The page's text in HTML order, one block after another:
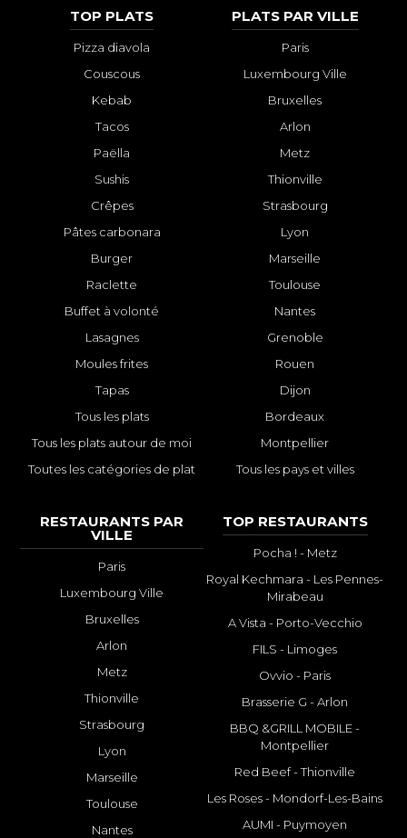
TOP PLATS
Pizza diavola
Couscous
Kebab
Tacos
Paëlla
Sushis
Crêpes
Pâtes carbonara
Burger
Raclette
Buffet à volonté
Lasagnes
Moules frites
Tapas
Tous les plats
Tous les plats autour de moi
Toutes les catégories de plat
PLATS PAR VILLE
Paris
Luxembourg Ville
Bruxelles
Arlon
Metz
Thionville
Strasbourg
Lyon
Marseille
Toulouse
Nantes
Grenoble
Rouen
Dijon
Bordeaux
Montpellier
Tous les pays et villes
RESTAURANTS PAR
VILLE
Paris
Luxembourg Ville
Bruxelles
Arlon
Metz
Thionville
Strasbourg
Lyon
Marseille
Toulouse
Nantes
TOP RESTAURANTS
Pocha ! - Metz
Royal Kechmara - Les Pennes-
Mirabeau
A Vista - Porto-Vecchio
FILS - Limoges
Ovvio - Paris
Brasserie G - Arlon
BBQ &GRILL MOBILE -
Montpellier
Red Beef - Thionville
Les Roses - Mondorf-Les-Bains
AUMI - Puymoyen